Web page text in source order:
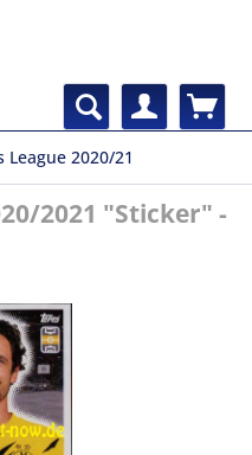
League 2020/21
2021 "Sticker" -